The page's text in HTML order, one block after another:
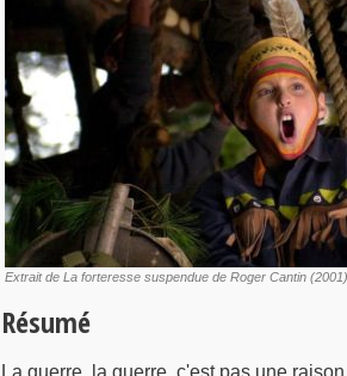
Extrait de La forteresse suspendue de Roger Cantin (2001)
Résumé
La guerre, la guerre, c'est pas une